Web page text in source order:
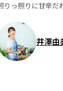
りっ照りに甘辛だ
井澤由